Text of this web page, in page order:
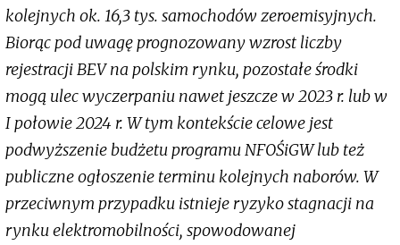
kolejnych ok. 16,3 tys. samochodów zeroemisyjnych.
Biorąc pod uwagę prognozowany wzrost liczby
rejestracji BEV na polskim rynku, pozostałe środki
mogą ulec wyczerpaniu nawet jeszcze w 2023 r. lub w
I połowie 2024 r. W tym kontekście celowe jest
podwyższenie budżetu programu NFOŚiGW lub też
publiczne ogłoszenie terminu kolejnych naborów. W
przeciwnym przypadku istnieje ryzyko stagnacji na
rynku elektromobilności, spowodowanej